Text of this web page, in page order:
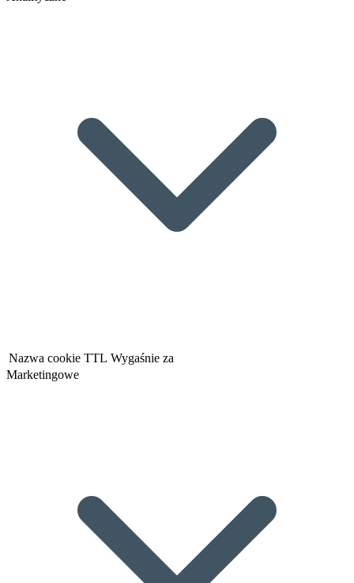
Nazwa cookie TTL Wygaśnie za
Marketingowe